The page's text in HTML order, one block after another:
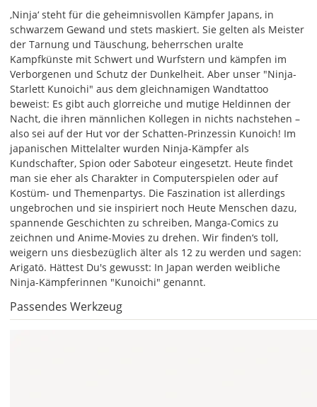
Mit
einem
Klick
auf
das
Farbvorschau-
Bild,
öffnet
sich
die
Farbvorschau
entsprechend
Deiner
Farbauswahl.
Hier
kannst
Du
die
Größe
Deines
Wandtattoos
Passendes Werkzeug
‚Ninja‘ steht für die geheimnisvollen Kämpfer Japans, in
schwarzem Gewand und stets maskiert. Sie gelten als Meister
der Tarnung und Täuschung, beherrschen uralte
Kampfkünste mit Schwert und Wurfstern und kämpfen im
Verborgenen und Schutz der Dunkelheit. Aber unser "Ninja-
Starlett Kunoichi" aus dem gleichnamigen Wandtattoo
beweist: Es gibt auch glorreiche und mutige Heldinnen der
Nacht, die ihren männlichen Kollegen in nichts nachstehen –
also sei auf der Hut vor der Schatten-Prinzessin Kunoich! Im
japanischen Mittelalter wurden Ninja-Kämpfer als
Kundschafter, Spion oder Saboteur eingesetzt. Heute findet
man sie eher als Charakter in Computerspielen oder auf
Kostüm- und Themenpartys. Die Faszination ist allerdings
ungebrochen und sie inspiriert noch Heute Menschen dazu,
spannende Geschichten zu schreiben, Manga-Comics zu
zeichnen und Anime-Movies zu drehen. Wir finden‘s toll,
weigern uns diesbezüglich älter als 12 zu werden und sagen:
Arigatō. Hättest Du's gewusst: In Japan werden weibliche
Ninja-Kämpferinnen "Kunoichi" genannt.